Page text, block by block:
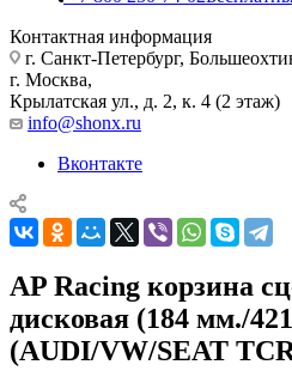
Контактная информация
г. Санкт-Петербург,
г. Москва,
Крылатская ул., д. 2, к. 4 (2 этаж)
info@shonx.ru
Вконтакте
AP Racing корзина
дисковая (184 мм./
(AUDI/VW/SEAT